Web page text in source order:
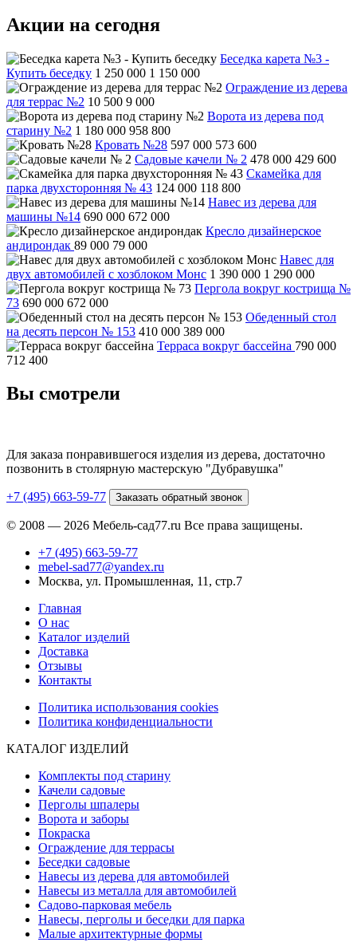
Акции на сегодня
Беседка карета №3 -
Купить беседку 1 250 000 1 150 000
Ограждение из дерева
для террас №2 10 500 9 000
Ворота из дерева под
старину №2 1 180 000 958 800
Кровать №28 597 000 573 600
Садовые качели № 2 478 000 429 600
Скамейка для
парка двухсторонняя № 43 124 000 118 800
Навес из дерева для
машины №14 690 000 672 000
Кресло дизайнерское
андирондак 89 000 79 000
Навес для
двух автомобилей с хозблоком Монс 1 390 000 1 290 000
Пергола вокруг кострища №
73 690 000 672 000
Обеденный стол
на десять персон № 153 410 000 389 000
Терраса вокруг бассейна 790 000
712 400
Вы смотрели
Для заказа понравившегося изделия из дерева, достаточно
позвонить в столярную мастерскую "Дубравушка"
+7 (495) 663-59-77 Заказать обратный звонок
© 2008 — 2026 Мебель-сад77.ru Все права защищены.
+7 (495) 663-59-77
mebel-sad77@yandex.ru
Москва, ул. Промышленная, 11, стр.7
Главная
О нас
Каталог изделий
Доставка
Отзывы
Контакты
Политика использования cookies
Политика конфиденциальности
КАТАЛОГ ИЗДЕЛИЙ
Комплекты под старину
Качели садовые
Перголы шпалеры
Ворота и заборы
Покраска
Ограждение для террасы
Беседки садовые
Навесы из дерева для автомобилей
Навесы из металла для автомобилей
Садово-парковая мебель
Навесы, перголы и беседки для парка
Малые архитектурные формы